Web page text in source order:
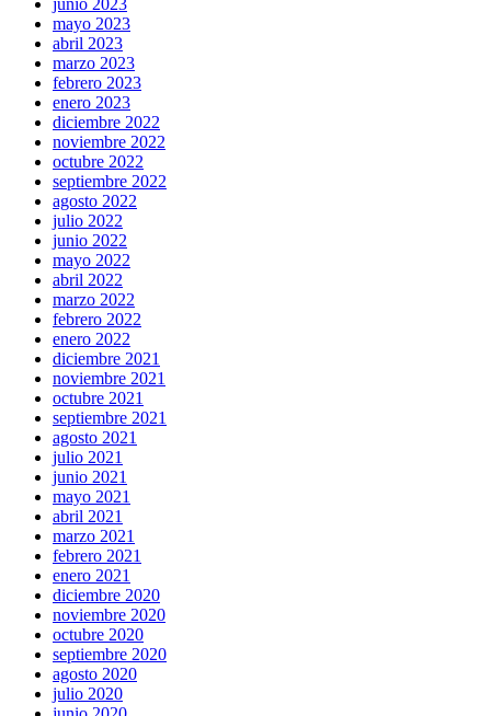
junio 2023
mayo 2023
abril 2023
marzo 2023
febrero 2023
enero 2023
diciembre 2022
noviembre 2022
octubre 2022
septiembre 2022
agosto 2022
julio 2022
junio 2022
mayo 2022
abril 2022
marzo 2022
febrero 2022
enero 2022
diciembre 2021
noviembre 2021
octubre 2021
septiembre 2021
agosto 2021
julio 2021
junio 2021
mayo 2021
abril 2021
marzo 2021
febrero 2021
enero 2021
diciembre 2020
noviembre 2020
octubre 2020
septiembre 2020
agosto 2020
julio 2020